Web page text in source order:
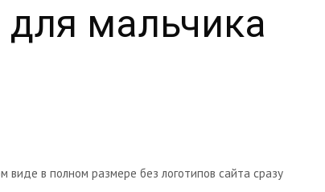
мальчика
виде в полном размере без логотипов сайта сразу